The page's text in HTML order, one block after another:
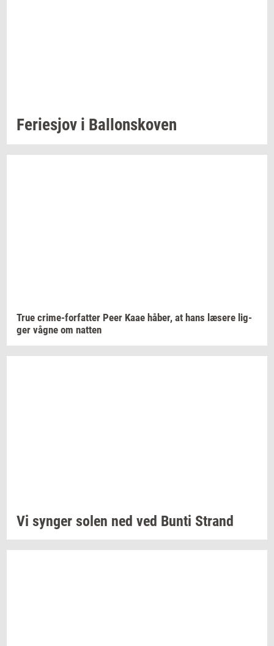
Fe­ri­esjov i Bal­lonsko­ven
True crime-​forfatter Peer Kaae håber, at hans læ­se­re lig­
ger vågne om nat­ten
Vi syn­ger solen ned ved Bunti Strand